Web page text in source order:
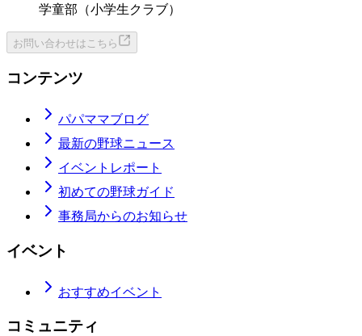
学童部（小学生クラブ）
お問い合わせはこちら
コンテンツ
パパママブログ
最新の野球ニュース
イベントレポート
初めての野球ガイド
事務局からのお知らせ
イベント
おすすめイベント
コミュニティ